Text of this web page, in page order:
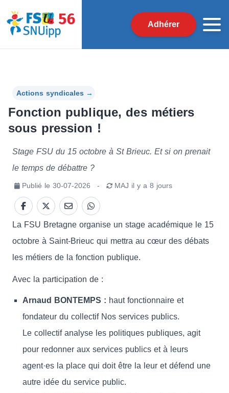
Adhérer
Actions syndicales →
Fonction publique, des métiers
sous pression !
Stage FSU du 15 octobre à St Brieuc. Et si on prenait
le temps de débattre ?
Publié le 30-07-2026 - MAJ il y a 8 jours
La FSU Bretagne organise un stage académique le 15
octobre à Saint-Brieuc qui mettra au cœur des débats
les métiers de la fonction publique.
Avec la participation de :
Arnaud BONTEMPS : haut fonctionnaire et
fondateur du collectif Nos services publics.
Le collectif analyse les politiques publiques, agit
pour redonner aux services publics et à leurs
agent·es la place qui doit être la leur et défend une
autre idée du service public.